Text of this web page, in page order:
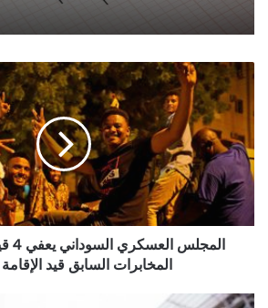
المجلس
العسكري
السوداني
4
قيادات
ويضع
مدير
المخابرات
السابق
الجبرية
المخابرات السابق قيد الإقامة
مباريات